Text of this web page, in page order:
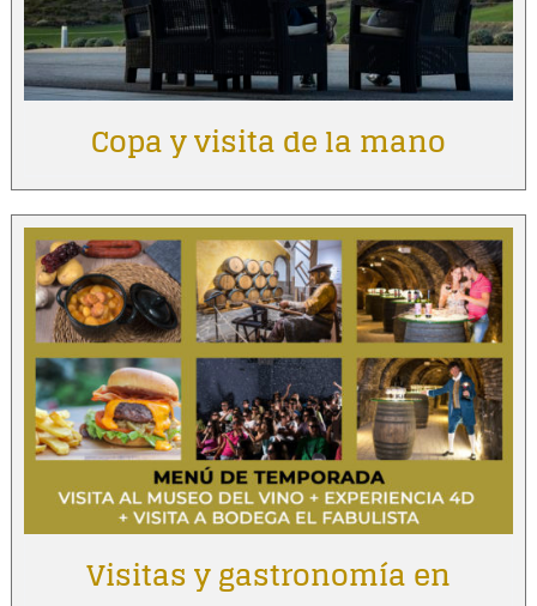
Copa y visita de la mano
Visitas y gastronomía en